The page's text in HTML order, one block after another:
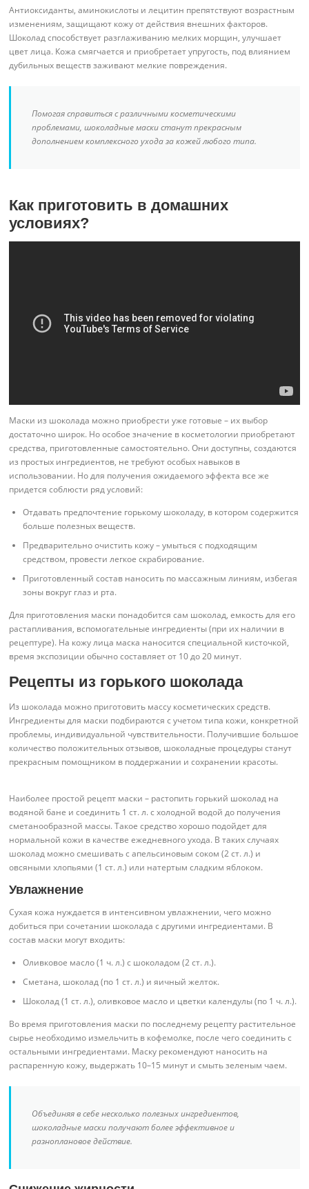
Антиоксиданты, аминокислоты и лецитин препятствуют возрастным
изменениям, защищают кожу от действия внешних факторов.
Шоколад способствует разглаживанию мелких морщин, улучшает
цвет лица. Кожа смягчается и приобретает упругость, под влиянием
дубильных веществ заживают мелкие повреждения.
Помогая справиться с различными косметическими
проблемами, шоколадные маски станут прекрасным
дополнением комплексного ухода за кожей любого типа.
Как приготовить в домашних
условиях?
Маски из шоколада можно приобрести уже готовые – их выбор
достаточно широк. Но особое значение в косметологии приобретают
средства, приготовленные самостоятельно. Они доступны, создаются
из простых ингредиентов, не требуют особых навыков в
использовании. Но для получения ожидаемого эффекта все же
придется соблюсти ряд условий:
Отдавать предпочтение горькому шоколаду, в котором содержится
больше полезных веществ.
Предварительно очистить кожу – умыться с подходящим
средством, провести легкое скрабирование.
Приготовленный состав наносить по массажным линиям, избегая
зоны вокруг глаз и рта.
Для приготовления маски понадобится сам шоколад, емкость для его
растапливания, вспомогательные ингредиенты (при их наличии в
рецептуре). На кожу лица маска наносится специальной кисточкой,
время экспозиции обычно составляет от 10 до 20 минут.
Рецепты из горького шоколада
Из шоколада можно приготовить массу косметических средств.
Ингредиенты для маски подбираются с учетом типа кожи, конкретной
проблемы, индивидуальной чувствительности. Получившие большое
количество положительных отзывов, шоколадные процедуры станут
прекрасным помощником в поддержании и сохранении красоты.
Наиболее простой рецепт маски – растопить горький шоколад на
водяной бане и соединить 1 ст. л. с холодной водой до получения
сметанообразной массы. Такое средство хорошо подойдет для
нормальной кожи в качестве ежедневного ухода. В таких случаях
шоколад можно смешивать с апельсиновым соком (2 ст. л.) и
овсяными хлопьями (1 ст. л.) или натертым сладким яблоком.
Увлажнение
Сухая кожа нуждается в интенсивном увлажнении, чего можно
добиться при сочетании шоколада с другими ингредиентами. В
состав маски могут входить:
Оливковое масло (1 ч. л.) с шоколадом (2 ст. л.).
Сметана, шоколад (по 1 ст. л.) и яичный желток.
Шоколад (1 ст. л.), оливковое масло и цветки календулы (по 1 ч. л.).
Во время приготовления маски по последнему рецепту растительное
сырье необходимо измельчить в кофемолке, после чего соединить с
остальными ингредиентами. Маску рекомендуют наносить на
распаренную кожу, выдержать 10–15 минут и смыть зеленым чаем.
Объединяя в себе несколько полезных ингредиентов,
шоколадные маски получают более эффективное и
разноплановое действие.